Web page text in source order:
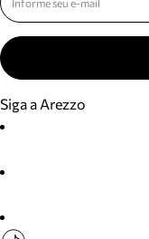
Siga a Arezzo